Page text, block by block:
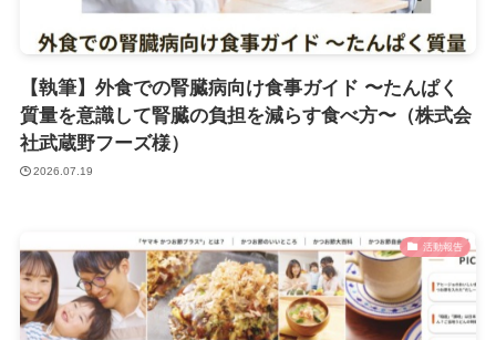
【執筆】外食での腎臓病向け食事ガイド 〜たんぱく
質量を意識して腎臓の負担を減らす食べ方〜（株式会
社武蔵野フーズ様）
2026.07.19
活動報告